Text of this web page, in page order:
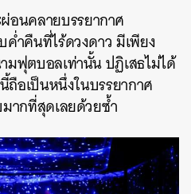
อนคลายบรรยากาศ
ค่ำคืนที่ไร้ดวงดาว มีเพียง
มฟุตบอลเท่านั้น ปฏิเสธไม่ได้
ถือเป็นหนึ่งในบรรยากาศ
ากที่สุดเลยด้วยซ้ำ